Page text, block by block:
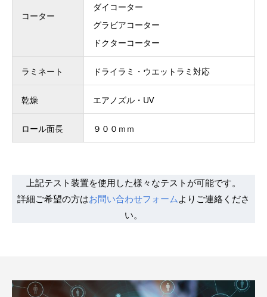
コーター
ダイコーター
グラビアコーター
ドクターコーター
ラミネート ドライラミ・ウエットラミ対応
乾燥 エアノズル・UV
ロール面長 ９００ｍｍ
上記テスト装置を使用した様々なテストが可能です。
詳細ご希望の方はお問い合わせフォーム よりご連絡くださ
い。